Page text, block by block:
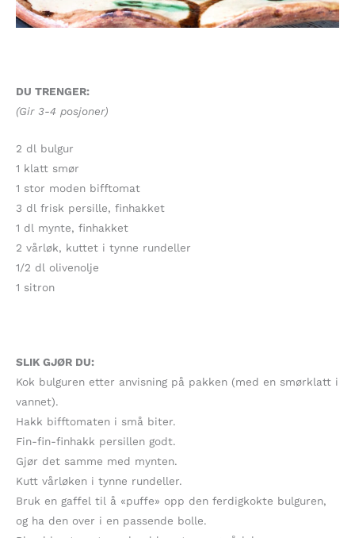
DU TRENGER:
(Gir 3-4 posjoner)
2 dl bulgur
1 klatt smør
1 stor moden bifftomat
3 dl frisk persille, finhakket
1 dl mynte, finhakket
2 vårløk, kuttet i tynne rundeller
1/2 dl olivenolje
1 sitron
SLIK GJØR DU:
Kok bulguren etter anvisning på pakken (med en smørklatt i
vannet).
Hakk bifftomaten i små biter.
Fin-fin-finhakk persillen godt.
Gjør det samme med mynten.
Kutt vårløken i tynne rundeller.
Bruk en gaffel til å «puffe» opp den ferdigkokte bulguren,
og ha den over i en passende bolle.